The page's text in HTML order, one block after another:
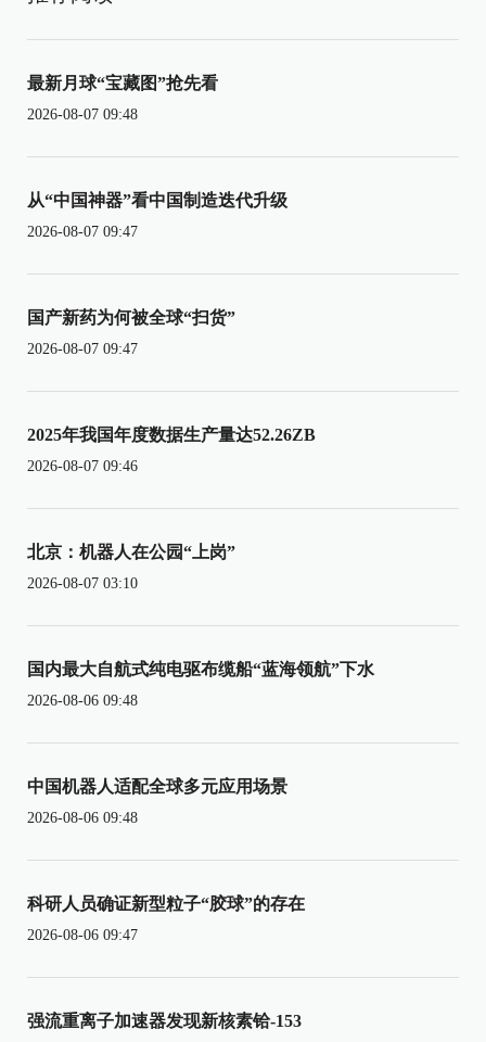
最新月球“宝藏图”抢先看
2026-08-07 09:48
从“中国神器”看中国制造迭代升级
2026-08-07 09:47
国产新药为何被全球“扫货”
2026-08-07 09:47
2025年我国年度数据生产量达52.26ZB
2026-08-07 09:46
北京：机器人在公园“上岗”
2026-08-07 03:10
国内最大自航式纯电驱布缆船“蓝海领航”下水
2026-08-06 09:48
中国机器人适配全球多元应用场景
2026-08-06 09:48
科研人员确证新型粒子“胶球”的存在
2026-08-06 09:47
强流重离子加速器发现新核素铪-153